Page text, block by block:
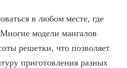
в любом месте, где
модели мангалов
решетки, что позволяет
приготовления разных